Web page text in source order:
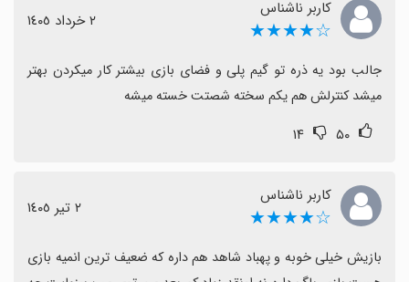
کاربر ناشناس
☆★★★★ ٢ خرداد ١٤٠٥
میشد کنترلش هم یکم سخته شصتت خسته میشه
۵۰ ۱۴
کاربر ناشناس
☆★★★★ ٢ تیر ١٤٠٥